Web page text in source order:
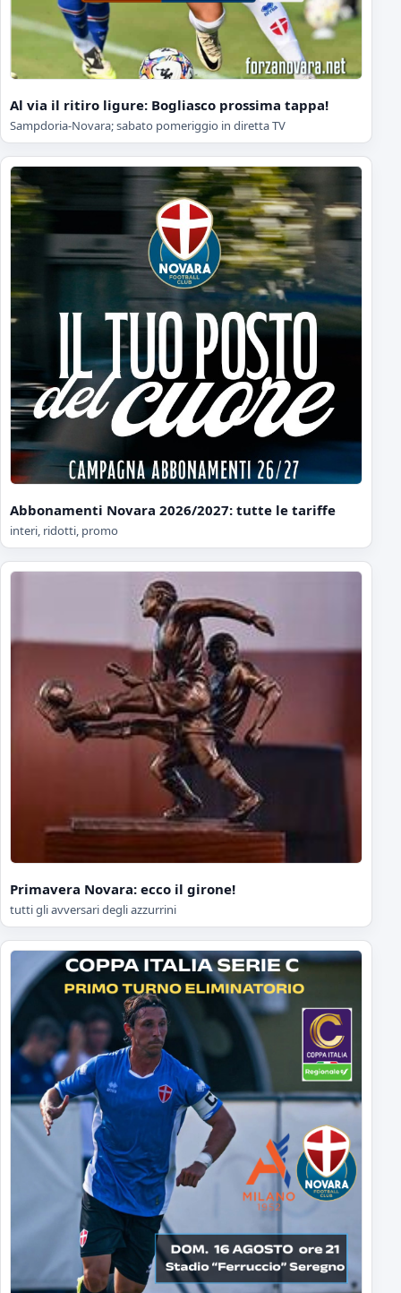
Al via il ritiro ligure: Bogliasco prossima tappa!
Sampdoria-Novara; sabato pomeriggio in diretta TV
Abbonamenti Novara 2026/2027: tutte le tariffe
interi, ridotti, promo
Primavera Novara: ecco il girone!
tutti gli avversari degli azzurrini